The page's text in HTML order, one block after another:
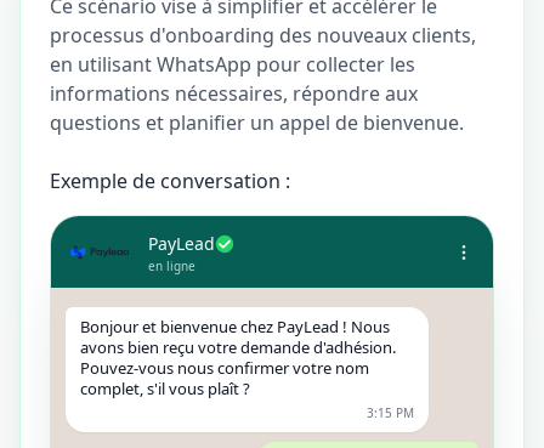
Ce scénario vise à simplifier et accélérer le
processus d'onboarding des nouveaux clients,
en utilisant WhatsApp pour collecter les
informations nécessaires, répondre aux
questions et planifier un appel de bienvenue.
Exemple de conversation :
PayLead
en ligne
Bonjour et bienvenue chez PayLead ! Nous
avons bien reçu votre demande d'adhésion.
Pouvez-vous nous confirmer votre nom
complet, s'il vous plaît ?
3:15 PM